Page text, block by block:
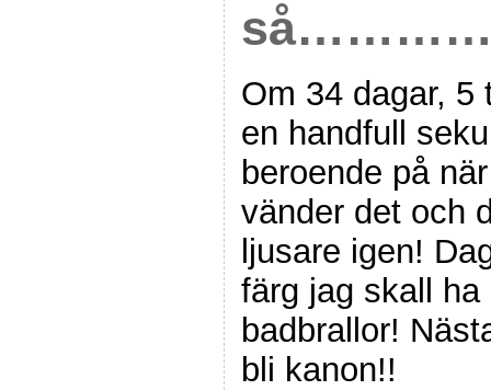
Om 34 dagar, 5
en handfull
beroende på
vänder det och
ljusare igen!
färg jag skall
badbrallor!
bli kanon!!